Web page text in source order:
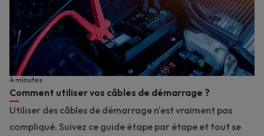
Comment utiliser vos câbles de démarrage ?
4 minutes
Utiliser des câbles de démarrage n'est vraiment pas
compliqué. Suivez ce guide étape par étape et tout se